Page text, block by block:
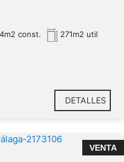
ventana exterior.
2 baños exteriores
const. 271m2 util
DETALLES
VENTA